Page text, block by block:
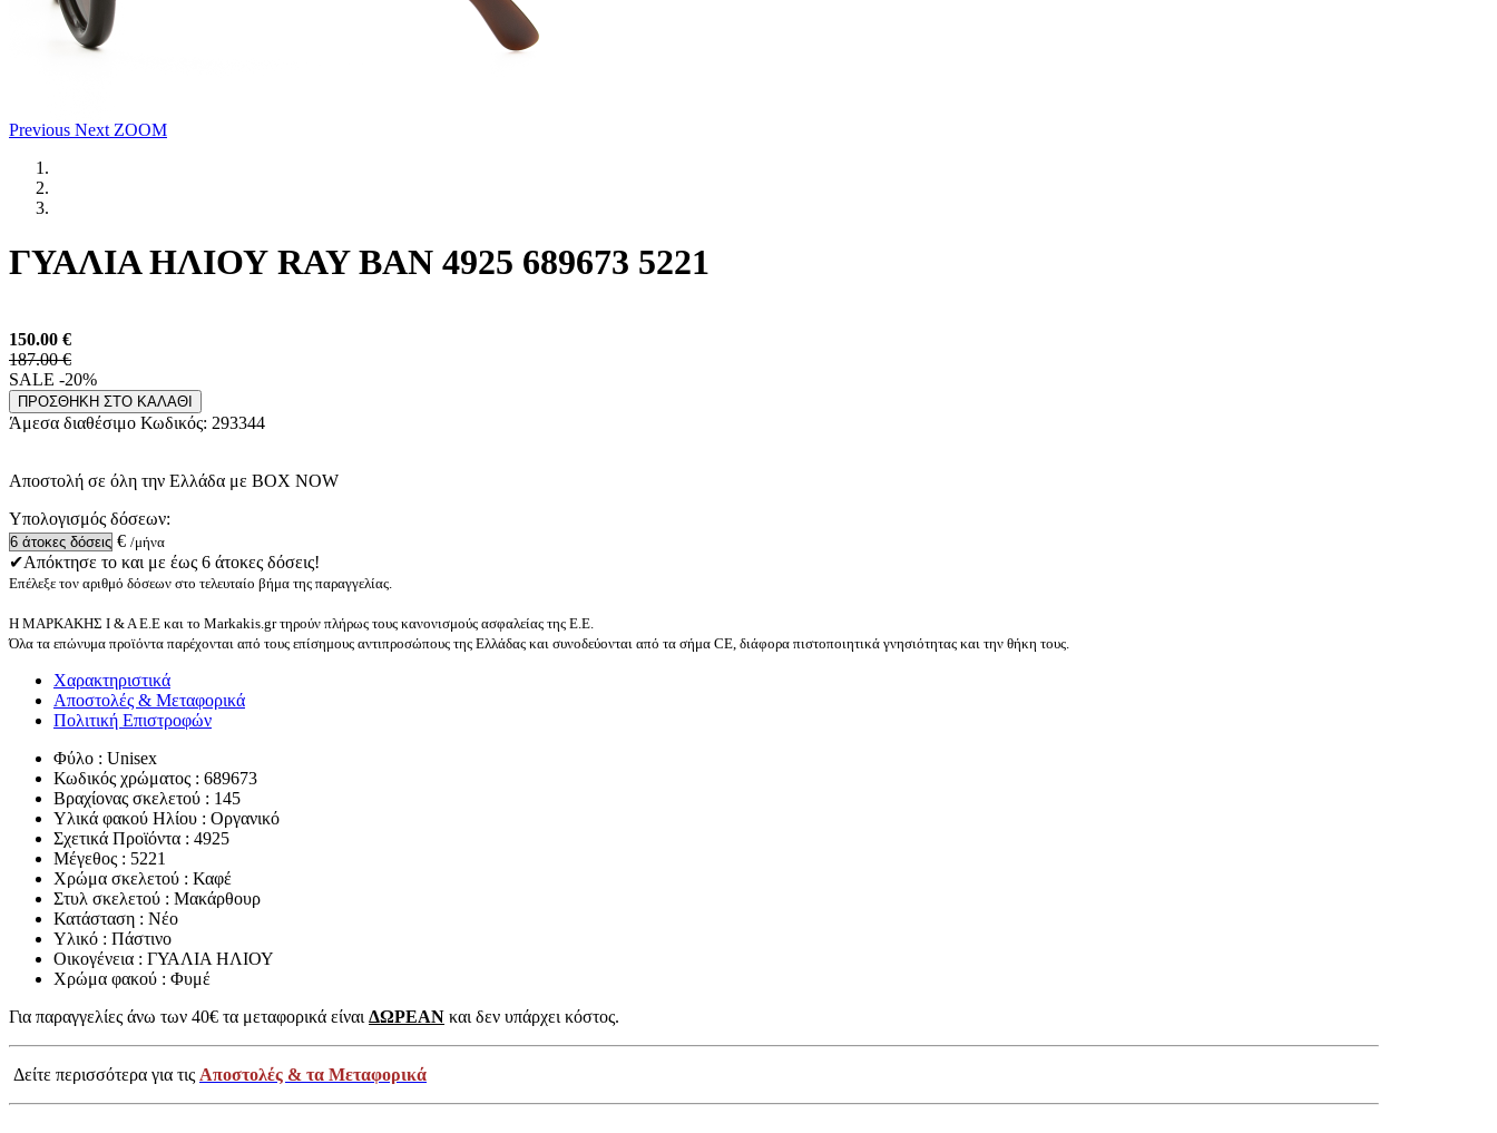
Previous Next ZOOM
ΓΥΑΛΙΑ ΗΛΙΟΥ RAY BAN 4925 689673 5221
150.00 €
187.00 €
SALE -20%
ΠΡΟΣΘΗΚΗ ΣΤΟ ΚΑΛΑΘΙ
Άμεσα διαθέσιμο Κωδικός: 293344
Αποστολή σε όλη την Ελλάδα με BOX NOW
Υπολογισμός δόσεων:
€ /μήνα
✔Απόκτησε το και με έως 6 άτοκες δόσεις!
Επέλεξε τον αριθμό δόσεων στο τελευταίο βήμα της παραγγελίας.
Η ΜΑΡΚΑΚΗΣ Ι & Α Ε.Ε και το Markakis.gr τηρούν πλήρως τους κανονισμούς ασφαλείας της Ε.Ε.
Όλα τα επώνυμα προϊόντα παρέχονται από τους επίσημους αντιπροσώπους της Ελλάδας και συνοδεύονται από τα σήμα CE, διάφορα πιστοποιητικά γνησιότητας και την θήκη τους.
Χαρακτηριστικά
Αποστολές & Μεταφορικά
Πολιτική Επιστροφών
Φύλο : Unisex
Κωδικός χρώματος : 689673
Βραχίονας σκελετού : 145
Υλικά φακού Ηλίου : Οργανικό
Σχετικά Προϊόντα : 4925
Μέγεθος : 5221
Χρώμα σκελετού : Καφέ
Στυλ σκελετού : Μακάρθουρ
Κατάσταση : Νέο
Υλικό : Πάστινο
Οικογένεια : ΓΥΑΛΙΑ ΗΛΙΟΥ
Χρώμα φακού : Φυμέ
Για παραγγελίες άνω των 40€ τα μεταφορικά είναι ΔΩΡΕΑΝ και δεν υπάρχει κόστος.
Δείτε περισσότερα για τις Αποστολές & τα Μεταφορικά